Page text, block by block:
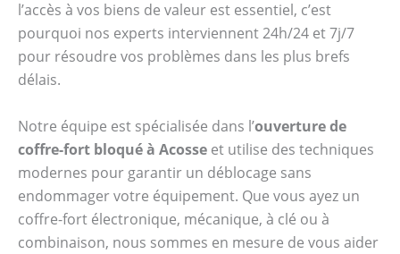
l’accès à vos biens de valeur est essentiel, c’est
pourquoi nos experts interviennent 24h/24 et 7j/7
pour résoudre vos problèmes dans les plus brefs
délais.
Notre équipe est spécialisée dans l’ouverture de
coffre-fort bloqué à Acosse et utilise des techniques
modernes pour garantir un déblocage sans
endommager votre équipement. Que vous ayez un
coffre-fort électronique, mécanique, à clé ou à
combinaison, nous sommes en mesure de vous aider